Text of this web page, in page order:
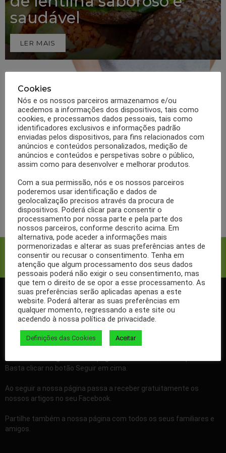
saudável
LER MAIS
0 Partilhas 368 Visualizações OBESIDADE
externas
LER MAIS
Facebook Twitter
SIGA-NOS NO FACEBOOK
Basta clicar no botão Seguir em cima.
Ao seguir a nossa página passa a receber gratuitamente os
nossos artigos no seu Facebook.
Partilhe também a nossa página com todos os seus familiares e
amigos.
Cookies
Nós e os nossos parceiros armazenamos e/ou
acedemos a informações dos dispositivos, tais como
cookies, e processamos dados pessoais, tais como
identificadores exclusivos e informações padrão
enviadas pelos dispositivos, para fins relacionados com
anúncios e conteúdos personalizados, medição de
anúncios e conteúdos e perspetivas sobre o público,
assim como para desenvolver e melhorar produtos.
Com a sua permissão, nós e os nossos parceiros
poderemos usar identificação e dados de
geolocalização precisos através da procura de
dispositivos. Poderá clicar para consentir o
processamento por nossa parte e pela parte dos
nossos parceiros, conforme descrito acima. Em
alternativa, pode aceder a informações mais
pormenorizadas e alterar as suas preferências antes de
consentir ou recusar o consentimento. Tenha em
atenção que algum processamento dos seus dados
pessoais poderá não exigir o seu consentimento, mas
que tem o direito de se opor a esse processamento. As
suas preferências serão aplicadas apenas a este
website. Poderá alterar as suas preferências em
qualquer momento, regressando a este site ou
acedendo à nossa política de privacidade.
Definições das Cookies Aceitar